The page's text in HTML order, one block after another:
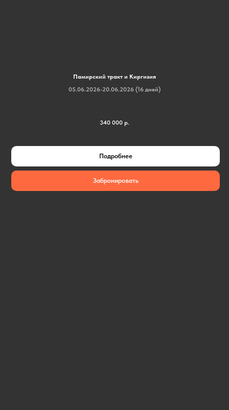
Памирский тракт и Киргизия
05.06.2026-20.06.2026 (16 дней)
340 000 р.
Подробнее
Забронировать